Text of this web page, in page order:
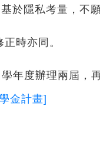
於隱私考量，不
時亦同。
年度辦理兩屆，
金計畫]